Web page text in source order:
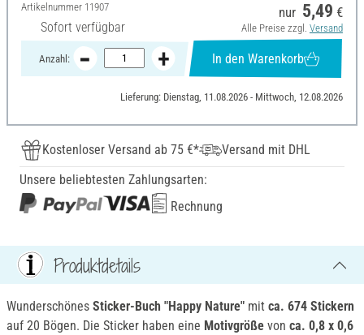
Artikelnummer 11907
Sofort verfügbar
nur 5,49 €
Alle Preise zzgl. Versand
Anzahl: In den Warenkorb
Lieferung: Dienstag, 11.08.2026 - Mittwoch, 12.08.2026
Kostenloser Versand ab 75 €*
Versand mit DHL
Unsere beliebtesten Zahlungsarten:
Rechnung
Produktdetails
Wunderschönes Sticker-Buch "Happy Nature" mit ca. 674 Stickern
auf 20 Bögen. Die Sticker haben eine Motivgröße von ca. 0,8 x 0,6